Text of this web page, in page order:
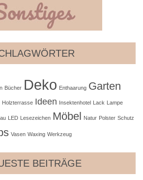
Bücher Deko Enthaarung Garten
Holzterrasse Ideen Insektenhotel Lack Lampe
LED Lesezeichen Möbel Natur Polster Schutz
Vasen Waxing Werkzeug
BEITRÄGE